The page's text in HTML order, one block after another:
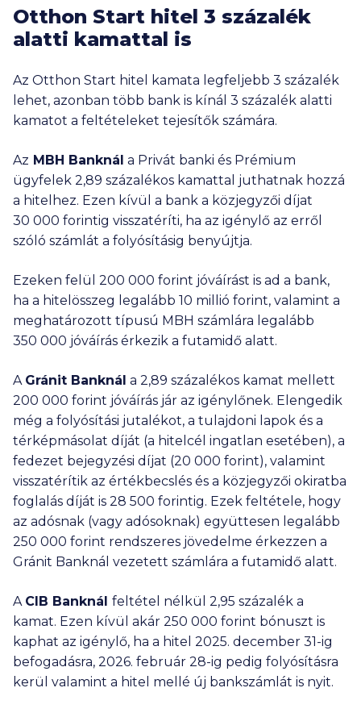
Otthon Start hitel 3 százalék
alatti kamattal is
Az Otthon Start hitel kamata legfeljebb 3 százalék
lehet, azonban több bank is kínál 3 százalék alatti
kamatot a feltételeket tejesítők számára.
Az MBH Banknál a Privát banki és Prémium
ügyfelek 2,89 százalékos kamattal juthatnak hozzá
a hitelhez. Ezen kívül a bank a közjegyzői díjat
30 000 forintig visszatéríti, ha az igénylő az erről
szóló számlát a folyósításig benyújtja.
Ezeken felül 200 000 forint jóváírást is ad a bank,
ha a hitelösszeg legalább 10 millió forint, valamint a
meghatározott típusú MBH számlára legalább
350 000 jóváírás érkezik a futamidő alatt.
A Gránit Banknál a 2,89 százalékos kamat mellett
200 000 forint jóváírás jár az igénylőnek. Elengedik
még a folyósítási jutalékot, a tulajdoni lapok és a
térképmásolat díját (a hitelcél ingatlan esetében), a
fedezet bejegyzési díjat (20 000 forint), valamint
visszatérítik az értékbecslés és a közjegyzői okiratba
foglalás díját is 28 500 forintig. Ezek feltétele, hogy
az adósnak (vagy adósoknak) együttesen legalább
250 000 forint rendszeres jövedelme érkezzen a
Gránit Banknál vezetett számlára a futamidő alatt.
A CIB Banknál feltétel nélkül 2,95 százalék a
kamat. Ezen kívül akár 250 000 forint bónuszt is
kaphat az igénylő, ha a hitel 2025. december 31-ig
befogadásra, 2026. február 28-ig pedig folyósításra
kerül valamint a hitel mellé új bankszámlát is nyit.